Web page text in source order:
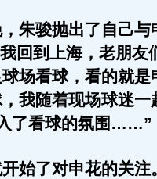
骏抛出了自己与
回到上海，老朋友
场看球，看的就是
我随着现场球迷一
了看球的氛围……”
了对申花的关注